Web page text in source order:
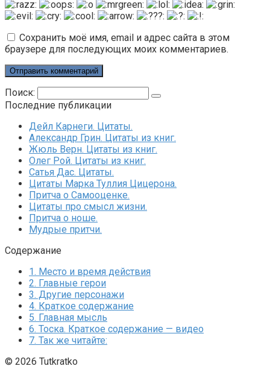
Сохранить моё имя, email и адрес сайта в этом
браузере для последующих моих комментариев.
Поиск:
Последние публикации
Дейл Карнеги. Цитаты.
Александр Грин. Цитаты из книг.
Жюль Верн. Цитаты из книг.
Олег Рой. Цитаты из книг.
Сатья Дас. Цитаты.
Цитаты Марка Туллия Цицерона.
Притча о Самооценке.
Цитаты про смысл жизни.
Притча о ноше.
Мудрые притчи.
Содержание
1. Место и время действия
2. Главные герои
3. Другие персонажи
4. Краткое содержание
5. Главная мысль
6. Тоска. Краткое содержание — видео
7. Так же читайте:
© 2026 Tutkratko